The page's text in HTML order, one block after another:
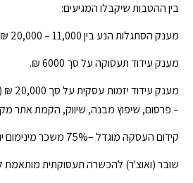
בין ההטבות שיקבלו המגיעים:
מענק הסתגלות הנע בין 11,000 – 20,000 ₪ (תלוי בהרכב המשפחתי).
מענק עידוד תעסוקה על סך 6000 ₪.
מענק
– פרסום, שיפוץ מבנה, שיווק, הקמת אתר
קידום העסקה מוגדל –75% משכר מינימום יועבר למעסיק.
שובר (ואוצ'ר) להכשרה תעסוקתית מותאמת